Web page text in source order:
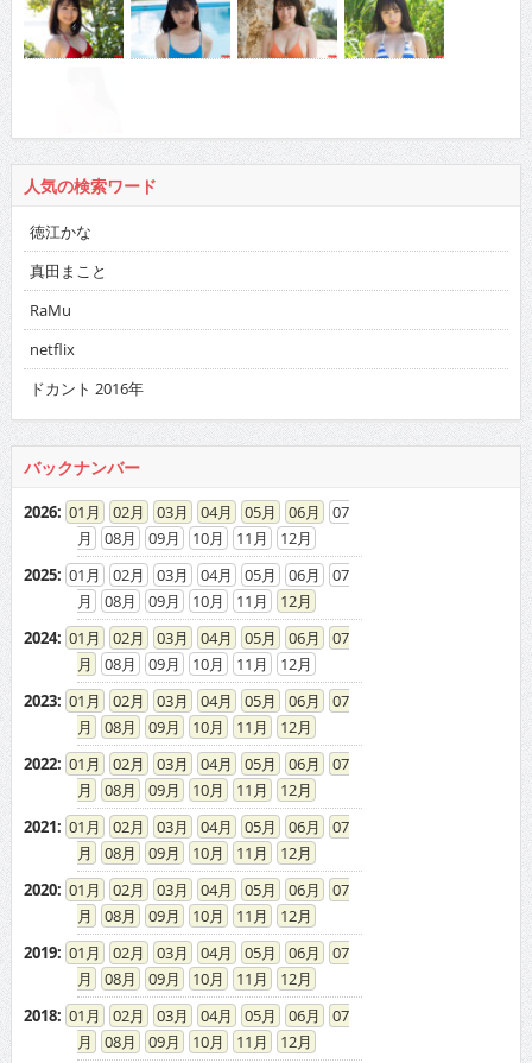
人気の検索ワード
徳江かな
真田まこと
RaMu
netflix
ドカント 2016年
バックナンバー
2026: 01 02 03 04 05 06
07
08
09 10 11
12
2025: 01 02 03 04 05 06
07
08
09 10 11
12
2024: 01 02 03 04 05 06
07
08
09 10 11
12
2023: 01 02 03 04 05 06
07
08
09 10 11
12
2022: 01 02 03 04 05 06
07
08
09 10 11
12
2021: 01 02 03 04 05 06
07
08
09 10 11
12
2020: 01 02 03 04 05 06
07
08
09 10 11
12
2019: 01 02 03 04 05 06
07
08
09 10 11
12
2018: 01 02 03 04 05 06
07
08
09 10 11
12